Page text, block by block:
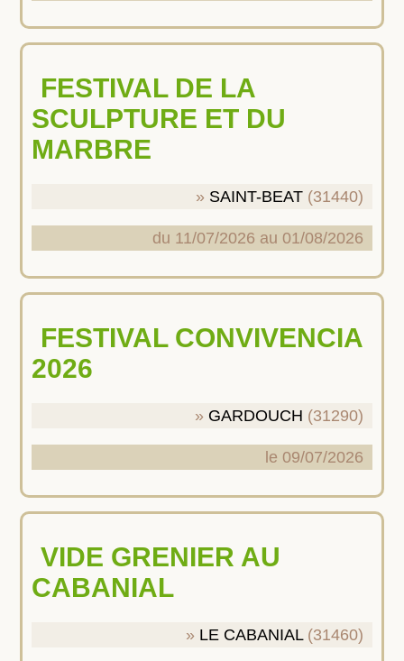
FESTIVAL DE LA
SCULPTURE ET DU
MARBRE
SAINT-BEAT (31440)
du 11/07/2026 au 01/08/2026
FESTIVAL CONVIVENCIA
2026
GARDOUCH (31290)
le 09/07/2026
VIDE GRENIER AU
CABANIAL
LE CABANIAL(31460)